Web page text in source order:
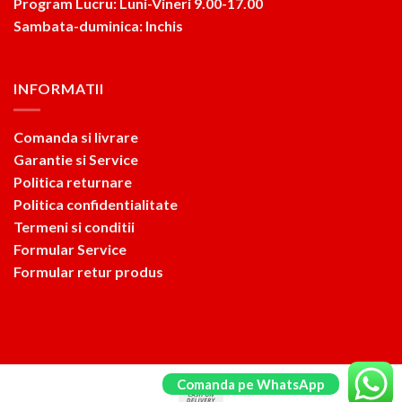
Sambata-duminica: Inchis
INFORMATII
Comanda si livrare
Garantie si Service
Politica returnare
Politica confidentialitate
Termeni si conditii
Formular Service
Formular retur produs
Comanda pe WhatsApp